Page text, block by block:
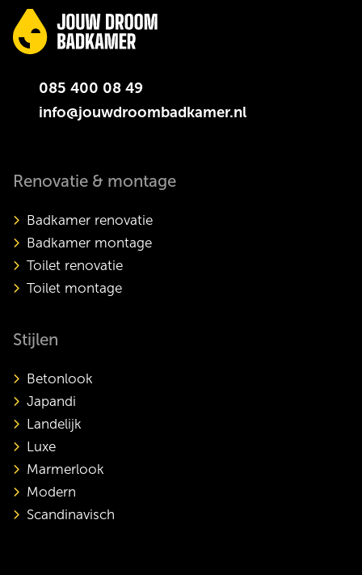
085 400 08 49
info@jouwdroombadkamer.nl
Renovatie & montage
Badkamer renovatie
Badkamer montage
Toilet renovatie
Toilet montage
Stijlen
Betonlook
Japandi
Landelijk
Luxe
Marmerlook
Modern
Scandinavisch